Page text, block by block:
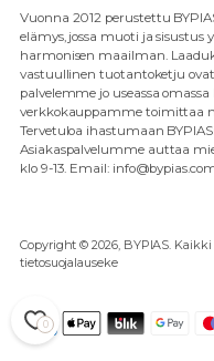
Vuonna 2012 perustettu
elämys, jossa muoti ja sisustus
harmonisen maailman.
vastuullinen tuotantoketju
palvelemme jo useassa
verkkokauppamme toimittaa
Tervetuloa ihastumaan
Asiakaspalvelumme auttaa
klo 9-13. Email:
Copyright © 2026, BYPIAS. Kaikki
tietosuojalauseke
0